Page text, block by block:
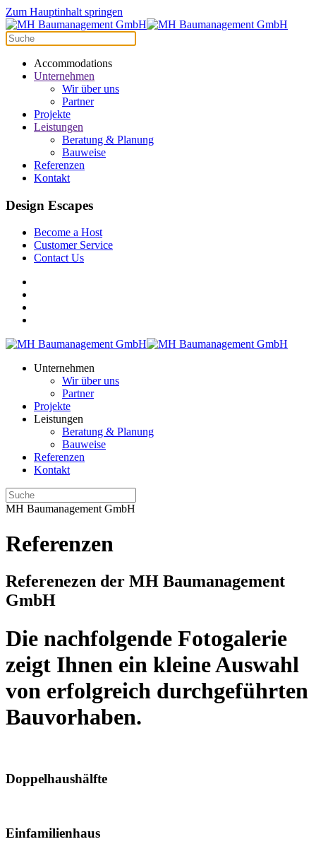
Zum Hauptinhalt springen
Accommodations
Unternehmen
Wir über uns
Partner
Projekte
Leistungen
Beratung & Planung
Bauweise
Referenzen
Kontakt
Design Escapes
Become a Host
Customer Service
Contact Us
Unternehmen
Wir über uns
Partner
Projekte
Leistungen
Beratung & Planung
Bauweise
Referenzen
Kontakt
MH Baumanagement GmbH
Referenzen
Referenezen der MH Baumanagement
GmbH
Die nachfolgende Fotogalerie
zeigt Ihnen ein kleine Auswahl
von erfolgreich durchgeführten
Bauvorhaben.
Doppelhaushälfte
Einfamilienhaus